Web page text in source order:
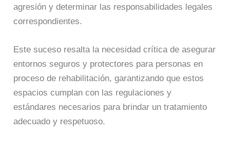
agresión y determinar las responsabilidades legales
correspondientes.
Este suceso resalta la necesidad crítica de asegurar
entornos seguros y protectores para personas en
proceso de rehabilitación, garantizando que estos
espacios cumplan con las regulaciones y
estándares necesarios para brindar un tratamiento
adecuado y respetuoso.